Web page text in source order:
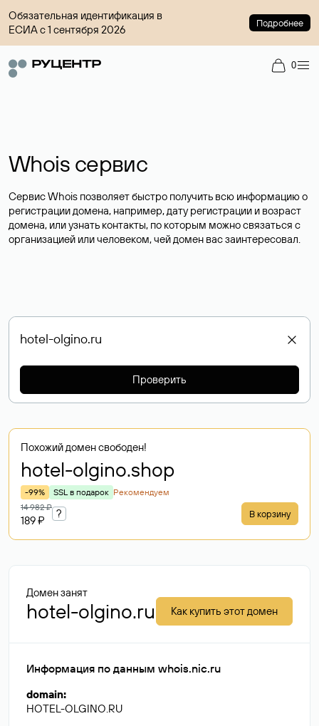
Обязательная идентификация в
ЕСИА с 1 сентября 2026
Подробнее
0
Whois сервис
Сервис Whois позволяет быстро получить всю информацию о
регистрации домена, например, дату регистрации и возраст
домена, или узнать контакты, по которым можно связаться с
организацией или человеком, чей домен вас заинтересовал.
Проверить
Похожий домен свободен!
hotel-olgino.shop
-99% SSL в подарок Рекомендуем
14 982 ₽
189 ₽
? В корзину
Домен занят
hotel-olgino.ru Как купить этот домен
Информация по данным whois.nic.ru
domain:
HOTEL-OLGINO.RU